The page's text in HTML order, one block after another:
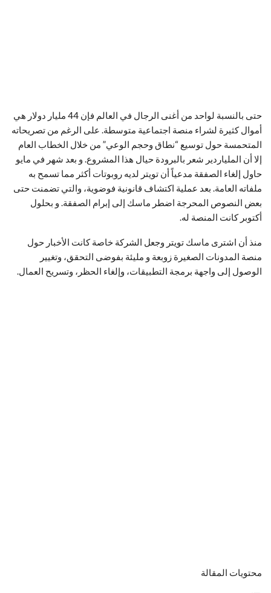
حتى بالنسبة لواحد من أغنى الرجال في العالم فإن 44 مليار دولار هي
أموال كثيرة لشراء منصة اجتماعية متوسطة. على الرغم من تصريحاته
المتحمسة حول توسيع “نطاق وحجم الوعي” من خلال الخطاب العام
إلا أن الملياردير شعر بالبرودة حيال هذا المشروع. و بعد شهر في مايو
حاول إلغاء الصفقة مدعياً أن تويتر لديه روبوتات أكثر مما تسمح به
ملفاته العامة. بعد عملية اكتشاف قانونية فوضوية، والتي تضمنت حتى
بعض النصوص المحرجة اضطر ماسك إلى إبرام الصفقة. و بحلول
أكتوبر كانت المنصة له.
منذ أن اشترى ماسك تويتر وجعل الشركة خاصة كانت الأخبار حول
منصة المدونات الصغيرة زوبعة و مليئة بفوضى التحقق، وتغيير
الوصول إلى واجهة برمجة التطبيقات، وإلغاء الحظر، وتسريح العمال.
محتويات المقالة